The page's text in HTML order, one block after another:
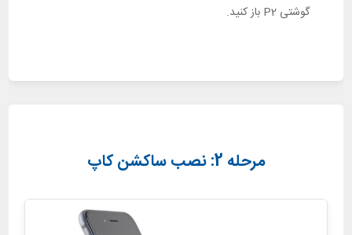
گوشتی P2 باز کنید.
مرحله 2: نصب ساکشن کاپ